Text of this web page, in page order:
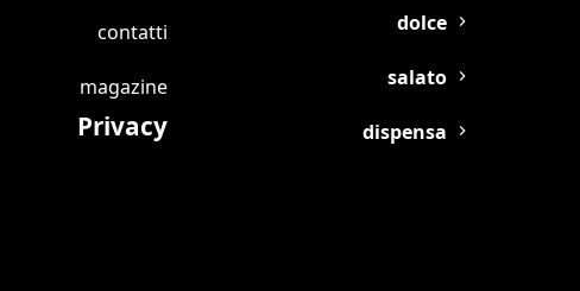
contatti
magazine
Privacy
dolce
salato
dispensa